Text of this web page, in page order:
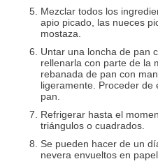
Mezclar todos los
apio picado, las nueces
mostaza.
Untar una loncha de pan
rellenarla con parte de la
rebanada de pan con
ligeramente. Proceder de
pan.
Refrigerar hasta el
triángulos o cuadrados.
Se pueden hacer de un
nevera envueltos en papel